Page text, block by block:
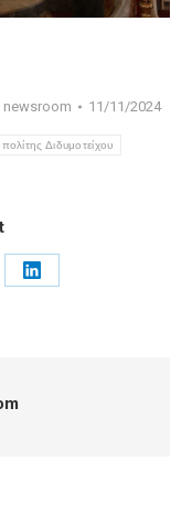
newsroom 11/11/2024
Διδυμοτείχου
Share